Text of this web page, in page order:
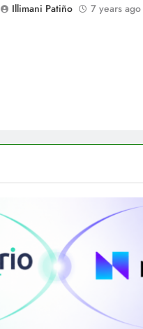
Illimani Patiño
7 years ago